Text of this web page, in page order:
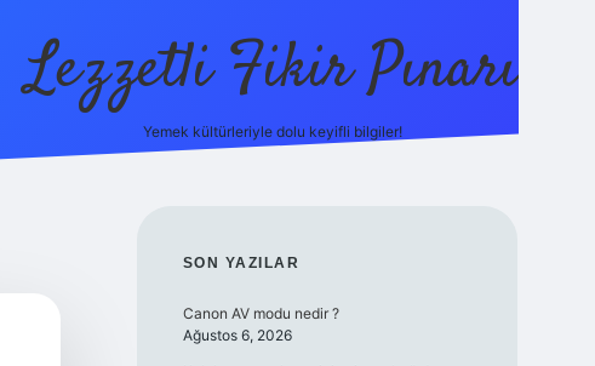
Lezzetli Fikir Pınarı
Yemek kültürleriyle dolu keyifli bilgiler!
SIDEBAR
SON YAZILAR
Canon AV modu nedir ?
Ağustos 6, 2026